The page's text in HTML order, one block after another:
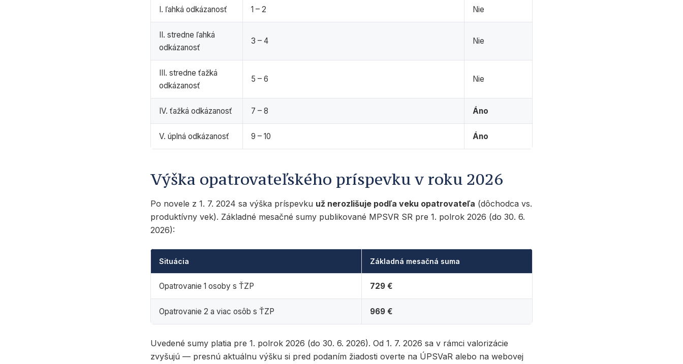
I. ľahká odkázanosť 1 – 2 Nie
II. stredne ľahká
odkázanosť
3 – 4 Nie
III. stredne ťažká
odkázanosť
5 – 6 Nie
IV. ťažká odkázanosť 7 – 8 Áno
V. úplná odkázanosť 9 – 10 Áno
Výška opatrovateľského príspevku v roku 2026
Po novele z 1. 7. 2024 sa výška príspevku už nerozlišuje podľa veku opatrovateľa (dôchodca vs.
produktívny vek). Základné mesačné sumy publikované MPSVR SR pre 1. polrok 2026 (do 30. 6.
2026):
Situácia Základná mesačná suma
Opatrovanie 1 osoby s ŤZP 729 €
Opatrovanie 2 a viac osôb s ŤZP 969 €
Uvedené sumy platia pre 1. polrok 2026 (do 30. 6. 2026). Od 1. 7. 2026 sa v rámci valorizácie
zvyšujú — presnú aktuálnu výšku si pred podaním žiadosti overte na ÚPSVaR alebo na webovej